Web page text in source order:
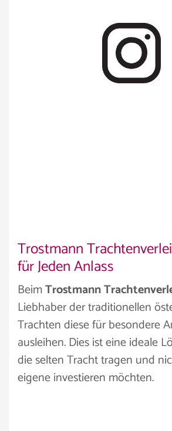
Trostmann
für Jeden Anlass
BeimTrostmann
Liebhaber der traditionellen
Trachten diese für besondere
ausleihen. Dies ist eine ideale
die selten Tracht tragen und
eigene investieren möchten.